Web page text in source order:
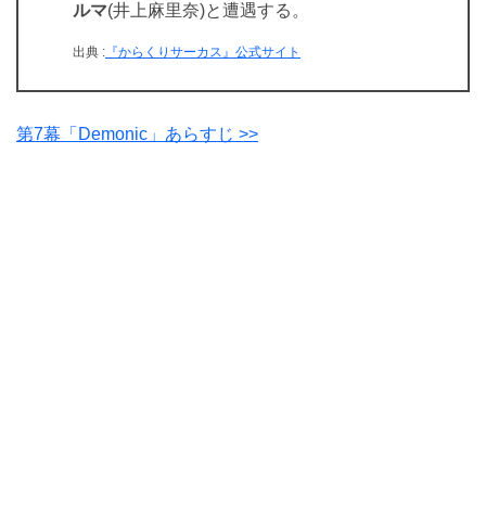
ルマ(井上麻里奈)と遭遇する。
出典 : 『からくりサーカス』公式サイト
第7幕「Demonic」あらすじ >>